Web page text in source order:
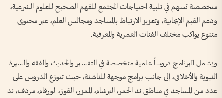
متخصصة تسهم في تلبية احتياجات المجتمع للفهم الصحيح للعلوم الشرعية،
ودعم القيم الإيجابية، وتعزيز الارتباط بالمساجد ومجالس العلم، عبر محتوى
متنوع يواكب مختلف الفئات العمرية والمعرفية.
ويشمل البرنامج دروساً علمية متخصصة في التفسير والحديث والفقه والسيرة
النبوية والأخلاق، إلى جانب برامج موجهة للناشئة، حيث تتوزع الدروس على
عدد من المساجد في مناطق ند الحمر، البرشاء، الممزر، القوز، الورقاء، مردف، ند